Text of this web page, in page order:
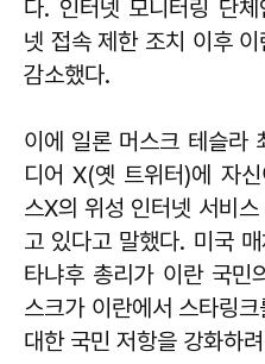
다. 인터넷 모니터링 단
넷 접속 제한 조치 이후
감소했다.
이에 일론 머스크 테슬라
디어 X(옛 트위터)에 자
스X의 위성 인터넷 서비스
고 있다고 말했다. 미국
타냐후 총리가 이란 국민
스크가 이란에서 스타링
대한 국민 저항을 강화하